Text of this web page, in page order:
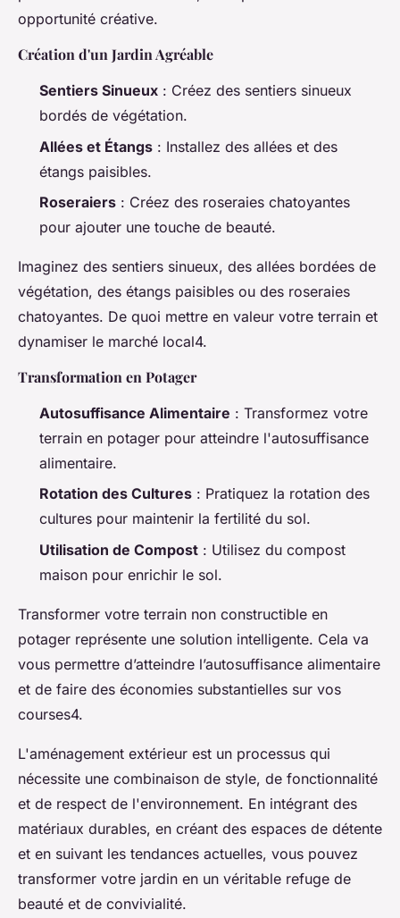
opportunité créative.
Création d'un Jardin Agréable
Sentiers Sinueux : Créez des sentiers sinueux
bordés de végétation.
Allées et Étangs : Installez des allées et des
étangs paisibles.
Roseraiers : Créez des roseraies chatoyantes
pour ajouter une touche de beauté.
Imaginez des sentiers sinueux, des allées bordées de
végétation, des étangs paisibles ou des roseraies
chatoyantes. De quoi mettre en valeur votre terrain et
dynamiser le marché local4.
Transformation en Potager
Autosuffisance Alimentaire : Transformez votre
terrain en potager pour atteindre l'autosuffisance
alimentaire.
Rotation des Cultures : Pratiquez la rotation des
cultures pour maintenir la fertilité du sol.
Utilisation de Compost : Utilisez du compost
maison pour enrichir le sol.
Transformer votre terrain non constructible en
potager représente une solution intelligente. Cela va
vous permettre d’atteindre l’autosuffisance alimentaire
et de faire des économies substantielles sur vos
courses4.
L'aménagement extérieur est un processus qui
nécessite une combinaison de style, de fonctionnalité
et de respect de l'environnement. En intégrant des
matériaux durables, en créant des espaces de détente
et en suivant les tendances actuelles, vous pouvez
transformer votre jardin en un véritable refuge de
beauté et de convivialité.